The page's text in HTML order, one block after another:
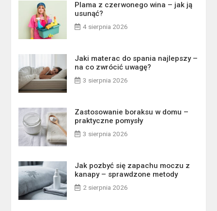
Plama z czerwonego wina – jak ją
usunąć?
4 sierpnia 2026
Jaki materac do spania najlepszy –
na co zwrócić uwagę?
3 sierpnia 2026
Zastosowanie boraksu w domu –
praktyczne pomysły
3 sierpnia 2026
Jak pozbyć się zapachu moczu z
kanapy – sprawdzone metody
2 sierpnia 2026